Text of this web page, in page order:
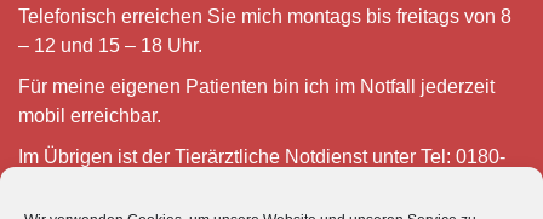
Telefonisch erreichen Sie mich montags bis freitags von 8
– 12 und 15 – 18 Uhr.
Für meine eigenen Patienten bin ich im Notfall jederzeit
mobil erreichbar.
Im Übrigen ist der Tierärztliche Notdienst unter Tel: 0180-